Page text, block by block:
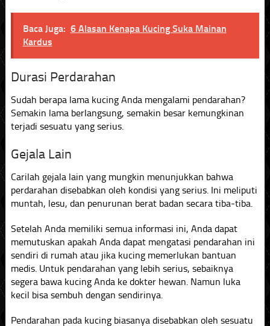
Baca Juga: 6 Alasan Kenapa Kucing Suka Mainan
Kardus
Durasi Perdarahan
Sudah berapa lama kucing Anda mengalami pendarahan?
Semakin lama berlangsung, semakin besar kemungkinan
terjadi sesuatu yang serius.
Gejala Lain
Carilah gejala lain yang mungkin menunjukkan bahwa
perdarahan disebabkan oleh kondisi yang serius. Ini meliputi
muntah, lesu, dan penurunan berat badan secara tiba-tiba.
Setelah Anda memiliki semua informasi ini, Anda dapat
memutuskan apakah Anda dapat mengatasi pendarahan ini
sendiri di rumah atau jika kucing memerlukan bantuan
medis. Untuk pendarahan yang lebih serius, sebaiknya
segera bawa kucing Anda ke dokter hewan. Namun luka
kecil bisa sembuh dengan sendirinya.
Pendarahan pada kucing biasanya disebabkan oleh sesuatu